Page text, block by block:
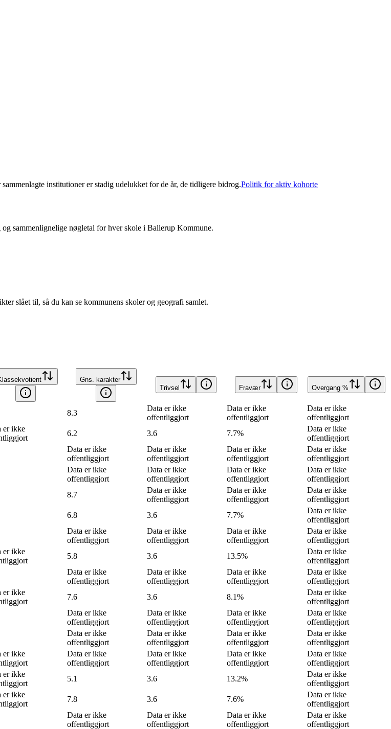
institutioner er stadig udelukket for de år, de tidligere bidrog.Politik for aktiv kohorte
sammenlignelige nøgletal for hver skole i Ballerup Kommune.
slået til, så du kan se kommunens skoler og geografi samlet.
Gns. karakter
Trivsel
Fravær Overgang %
8.3
Data er ikke
offentliggjort
Data er ikke
offentliggjort
Data er ikke
offentliggjort
er ikke
6.2 3.6 7.7%
Data er ikke
offentliggjort
Data er ikke
offentliggjort
Data er ikke
offentliggjort
Data er ikke
offentliggjort
Data er ikke
offentliggjort
Data er ikke
offentliggjort
Data er ikke
offentliggjort
Data er ikke
offentliggjort
Data er ikke
offentliggjort
8.7
Data er ikke
offentliggjort
Data er ikke
offentliggjort
Data er ikke
offentliggjort
6.8 3.6 7.7%
Data er ikke
offentliggjort
Data er ikke
offentliggjort
Data er ikke
offentliggjort
Data er ikke
offentliggjort
Data er ikke
offentliggjort
er ikke
5.8 3.6 13.5%
Data er ikke
offentliggjort
Data er ikke
offentliggjort
Data er ikke
offentliggjort
Data er ikke
offentliggjort
Data er ikke
offentliggjort
er ikke
7.6 3.6 8.1%
Data er ikke
offentliggjort
Data er ikke
offentliggjort
Data er ikke
offentliggjort
Data er ikke
offentliggjort
Data er ikke
offentliggjort
Data er ikke
offentliggjort
Data er ikke
offentliggjort
Data er ikke
offentliggjort
Data er ikke
offentliggjort
er ikke
Data er ikke
offentliggjort
Data er ikke
offentliggjort
Data er ikke
offentliggjort
Data er ikke
offentliggjort
er ikke
5.1 3.6 13.2%
Data er ikke
offentliggjort
er ikke
7.8 3.6 7.6%
Data er ikke
offentliggjort
Data er ikke
offentliggjort
Data er ikke
offentliggjort
Data er ikke
offentliggjort
Data er ikke
offentliggjort